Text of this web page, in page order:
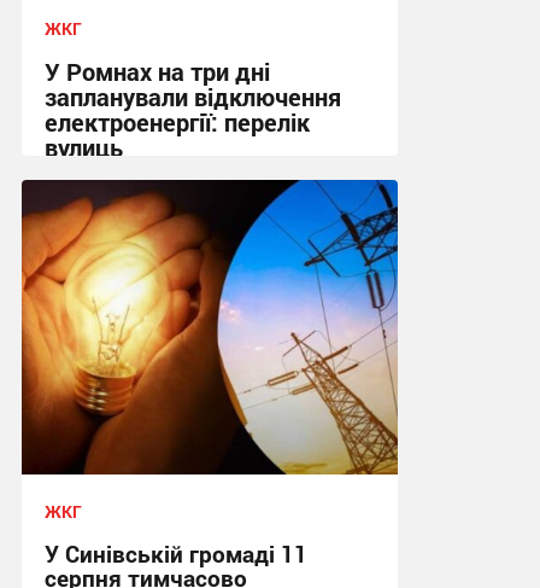
ЖКГ
У Ромнах на три дні
запланували відключення
електроенергії: перелік
вулиць
09:37, 7.08.2026
ЖКГ
У Синівській громаді 11
серпня тимчасово